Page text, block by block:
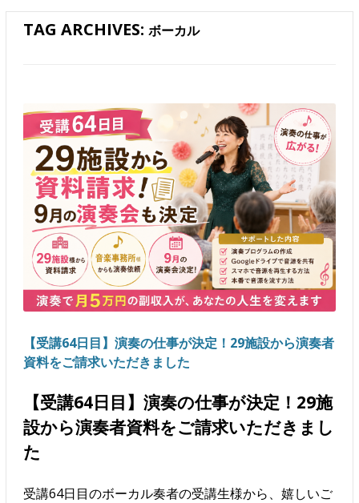
TAG ARCHIVES: ボーカル
【受講64日目】演奏の仕事が決定！29施設から演奏者
資料をご請求いただきました
【受講64日目】演奏の仕事が決定！29施
設から演奏者資料をご請求いただきまし
た
受講64日目のボーカル奏者の受講生様から、嬉しいご